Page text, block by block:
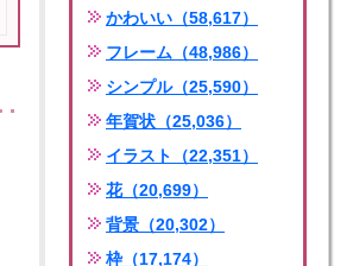
かわいい（58,617）
フレーム（48,986）
シンプル（25,590）
年賀状（25,036）
イラスト（22,351）
花（20,699）
背景（20,302）
枠（17,174）